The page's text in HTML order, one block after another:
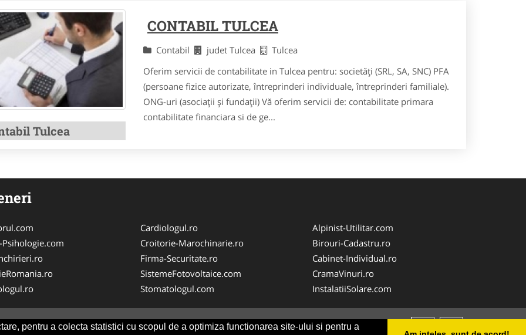
pentru a colecta statistici cu scopul de a optimiza functionarea site-ului si pentru a
Tulcea
CONTABIL TULCEA
Contabil judet Tulcea
Tulcea
Oferim servicii de contabilitate in Tulcea pentru: societăți (SRL, SA, SNC) PFA
(persoane fizice autorizate, întreprinderi individuale, întreprinderi familiale).
ONG-uri (asociații și fundații) Vă oferim servicii de: contabilitate primara
contabilitate financiara si de ge...
Cardiologul.ro
Croitorie-Marochinarie.ro
Firma-Securitate.ro
SistemeFotovoltaice.com
Stomatologul.com
Alpinist-Utilitar.com
Birouri-Cadastru.ro
Cabinet-Individual.ro
CramaVinuri.ro
InstalatiiSolare.com
-ANPC SOL